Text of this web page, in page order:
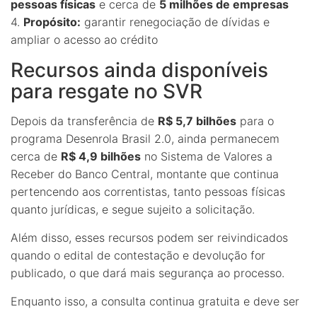
pessoas físicas e cerca de 5 milhões de empresas
4. Propósito: garantir renegociação de dívidas e
ampliar o acesso ao crédito
Recursos ainda disponíveis
para resgate no SVR
Depois da transferência de R$ 5,7 bilhões para o
programa Desenrola Brasil 2.0, ainda permanecem
cerca de R$ 4,9 bilhões no Sistema de Valores a
Receber do Banco Central, montante que continua
pertencendo aos correntistas, tanto pessoas físicas
quanto jurídicas, e segue sujeito a solicitação.
Além disso, esses recursos podem ser reivindicados
quando o edital de contestação e devolução for
publicado, o que dará mais segurança ao processo.
Enquanto isso, a consulta continua gratuita e deve ser